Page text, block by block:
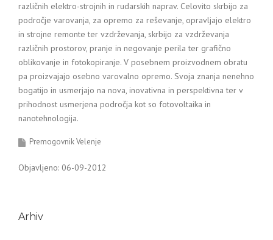
različnih elektro-strojnih in rudarskih naprav. Celovito skrbijo za
področje varovanja, za opremo za reševanje, opravljajo elektro
in strojne remonte ter vzdrževanja, skrbijo za vzdrževanja
različnih prostorov, pranje in negovanje perila ter grafično
oblikovanje in fotokopiranje. V posebnem proizvodnem obratu
pa proizvajajo osebno varovalno opremo. Svoja znanja nenehno
bogatijo in usmerjajo na nova, inovativna in perspektivna ter v
prihodnost usmerjena področja kot so fotovoltaika in
nanotehnologija.
Premogovnik Velenje
Objavljeno: 06-09-2012
Arhiv